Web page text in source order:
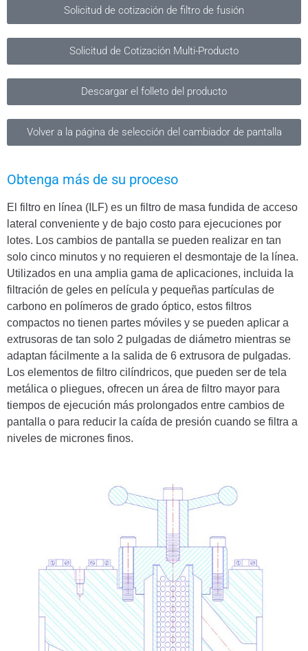
Solicitud de cotización de filtro de fusión
Solicitud de Cotización Multi-Producto
Descargar el folleto del producto
Volver a la página de selección del cambiador de pantalla
Obtenga más de su proceso
El filtro en línea (ILF) es un filtro de masa fundida de acceso
lateral conveniente y de bajo costo para ejecuciones por
lotes. Los cambios de pantalla se pueden realizar en tan
solo cinco minutos y no requieren el desmontaje de la línea.
Utilizados en una amplia gama de aplicaciones, incluida la
filtración de geles en película y pequeñas partículas de
carbono en polímeros de grado óptico, estos filtros
compactos no tienen partes móviles y se pueden aplicar a
extrusoras de tan solo 2 pulgadas de diámetro mientras se
adaptan fácilmente a la salida de 6 extrusora de pulgadas.
Los elementos de filtro cilíndricos, que pueden ser de tela
metálica o pliegues, ofrecen un área de filtro mayor para
tiempos de ejecución más prolongados entre cambios de
pantalla o para reducir la caída de presión cuando se filtra a
niveles de micrones finos.